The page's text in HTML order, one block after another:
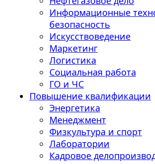
Информационные
безопасность
Искусствоведение
Маркетинг
Логистика
Социальная работа
ГО и ЧС
Повышение квалификации
Энергетика
Менеджмент
Физкультура и спорт
Лаборатории
Кадровое